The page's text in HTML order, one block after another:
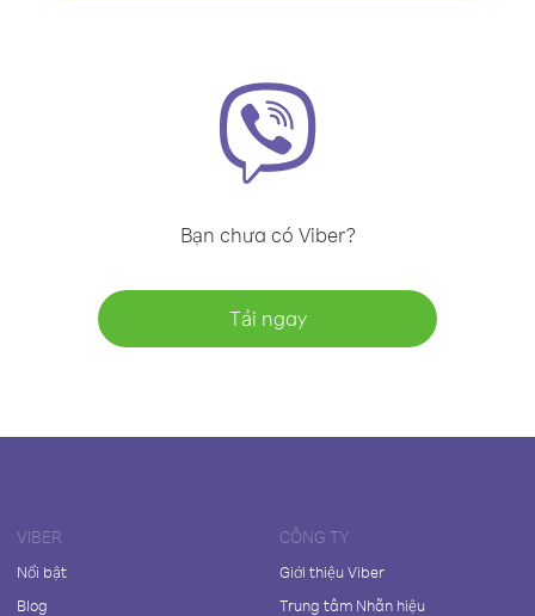
Bạn chưa có Viber?
Tải ngay
VIBER
Nổi bật
Blog
CÔNG TY
Giới thiệu Viber
Trung tâm Nhãn hiệu